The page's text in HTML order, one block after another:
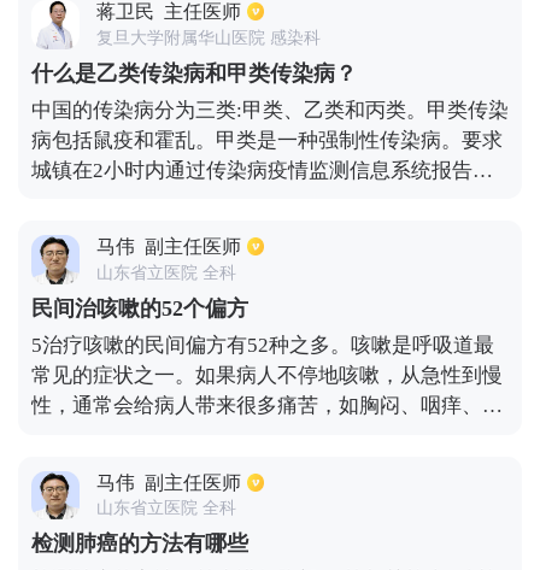
同一间办公室工作、握手、拥抱、住在同一间宿舍、
在同一间餐厅用餐、共用厕所等。没有血液接触的接
触不会感染乙型肝炎的。
蒋卫民 主任医师
复旦大学附属华山医院 感染科
什么是乙类传染病和甲类传染病？
中国的传染病分为三类:甲类、乙类和丙类。甲类传染
病包括鼠疫和霍乱。甲类是一种强制性传染病。要求
城镇在2小时内通过传染病疫情监测信息系统报告发
非典型肺炎、病毒性肝炎、脊髓灰质炎、人感染高致
病性禽流感、艾滋病、麻疹、流行性出血热、狂犬
病、流行性乙型脑炎、登革热、细菌性和阿米巴性痢
疾、肺结核、伤寒、炭疽、副伤寒、流行性脑脊髓膜
炎、百日咳、新生儿破伤风、猩红热、白喉、布氏杆
菌病、淋病、梅毒、钩端螺旋体病、血吸虫病和疟
疾。乙类传染病受到严格管理，要求在城镇6小时内
马伟 副主任医师
山东省立医院 全科
民间治咳嗽的52个偏方
5治疗咳嗽的民间偏方有52种之多。咳嗽是呼吸道最
常见的症状之一。如果病人不停地咳嗽，从急性到慢
性，通常会给病人带来很多痛苦，如胸闷、咽痒、气
蜂蜜鸡蛋水止咳、油炸姜片止咳、艾叶泡脚止咳、萝
卜猪肺汤止咳、糖水冲鸡蛋补虚止咳等。
马伟 副主任医师
山东省立医院 全科
检测肺癌的方法有哪些